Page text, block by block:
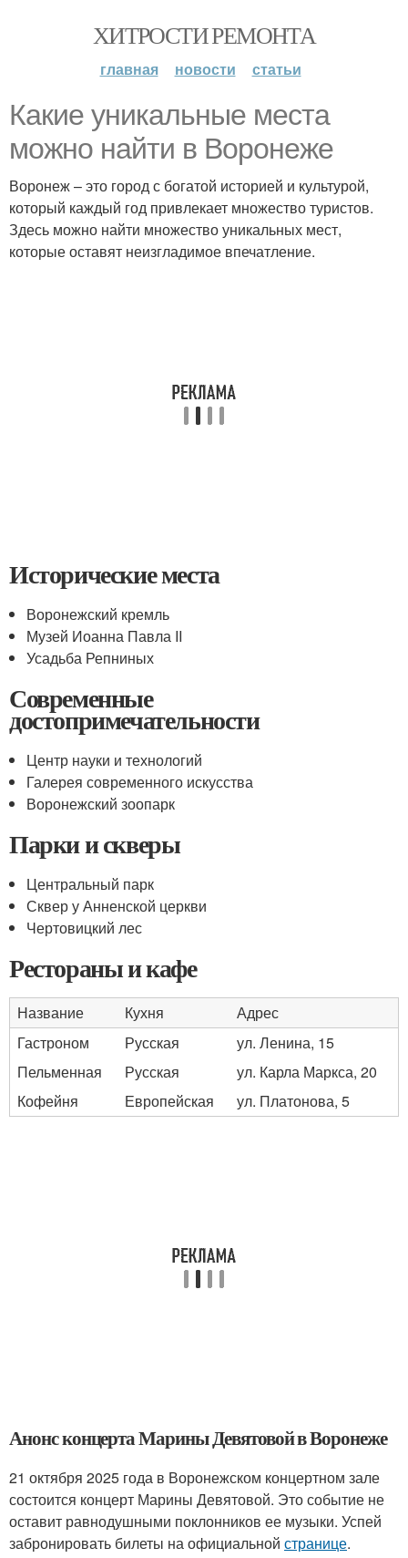
ХИТРОСТИ РЕМОНТА
главная новости статьи
Какие уникальные места
можно найти в Воронеже
Воронеж – это город с богатой историей и культурой,
который каждый год привлекает множество туристов.
Здесь можно найти множество уникальных мест,
которые оставят неизгладимое впечатление.
Исторические места
Воронежский кремль
Музей Иоанна Павла II
Усадьба Репниных
Современные
достопримечательности
Центр науки и технологий
Галерея современного искусства
Воронежский зоопарк
Парки и скверы
Центральный парк
Сквер у Анненской церкви
Чертовицкий лес
Рестораны и кафе
Название Кухня
Адрес
Гастроном
Русская
ул. Ленина, 15
Пельменная
Русская
ул. Карла Маркса, 20
Кофейня
Европейская ул. Платонова, 5
Анонс концерта Марины Девятовой в Воронеже
21 октября 2025 года в Воронежском концертном зале
состоится концерт Марины Девятовой. Это событие не
оставит равнодушными поклонников ее музыки. Успей
забронировать билеты на официальной странице.